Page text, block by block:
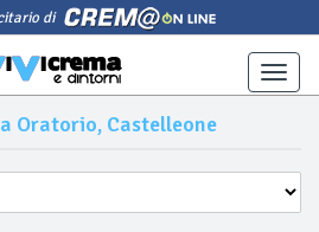
di
Toggle
Oratorio, Castelleone